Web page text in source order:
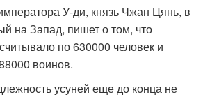
У-ди, князь Чжан Цянь, в
на Запад, пишет о том, что
по 630000 человек и
воинов.
усуней еще до конца не